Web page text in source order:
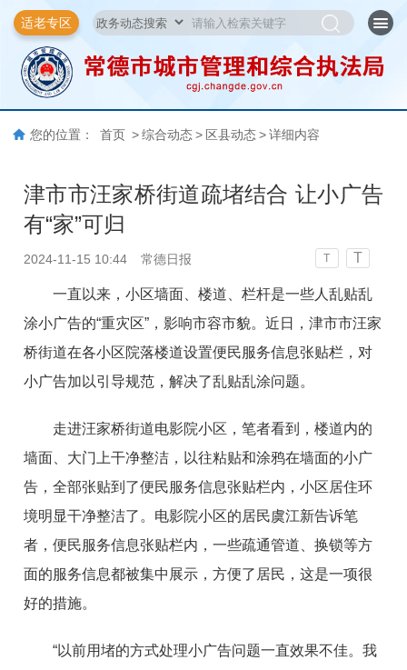
适老专区
您的位置： 首页 > 综合动态 > 区县动态 > 详细内容
津市市汪家桥街道疏堵结合 让小广告
有“家”可归
2024-11-15 10:44 常德日报 T T
一直以来，小区墙面、楼道、栏杆是一些人乱贴乱
涂小广告的“重灾区”，影响市容市貌。近日，津市市汪家
桥街道在各小区院落楼道设置便民服务信息张贴栏，对
小广告加以引导规范，解决了乱贴乱涂问题。
走进汪家桥街道电影院小区，笔者看到，楼道内的
墙面、大门上干净整洁，以往粘贴和涂鸦在墙面的小广
告，全部张贴到了便民服务信息张贴栏内，小区居住环
境明显干净整洁了。电影院小区的居民虞江新告诉笔
者，便民服务信息张贴栏内，一些疏通管道、换锁等方
面的服务信息都被集中展示，方便了居民，这是一项很
好的措施。
“以前用堵的方式处理小广告问题一直效果不佳。我